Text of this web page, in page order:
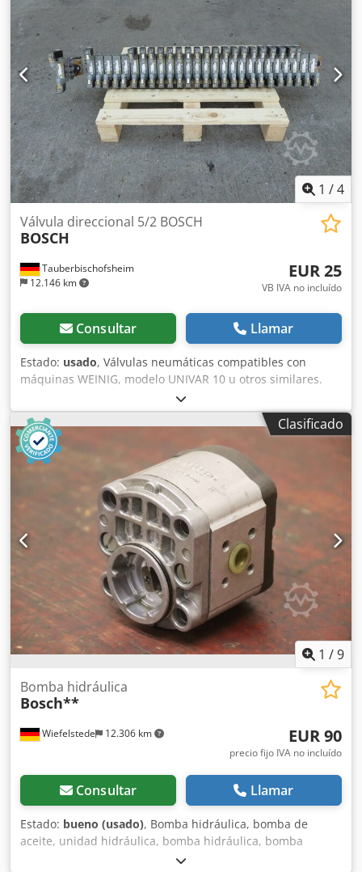
1 /4
Tauberbischofsheim
12.146 km
Válvula direccional 5/2 BOSCH
BOSCH
EUR 25
VB IVA no incluído
Consultar Llamar
Estado: usado, Válvulas neumáticas compatibles con
máquinas WEINIG, modelo UNIVAR 10 u otros similares.
Dcedpfx Anozrxlastek Accionamiento estándar a ambos
lados o retorno por resorte. Datos técnicos: - Cantidad: 27
Clasificado
1 /9
Wiefelstede 12.306 km
Bomba hidráulica
Bosch**
EUR 90
precio fijo IVA no incluído
Consultar Llamar
Estado: bueno (usado), Bomba hidráulica, bomba de
aceite, unidad hidráulica, bomba hidráulica, bomba
hidráulica, motor eléctrico, motor de corriente continua,